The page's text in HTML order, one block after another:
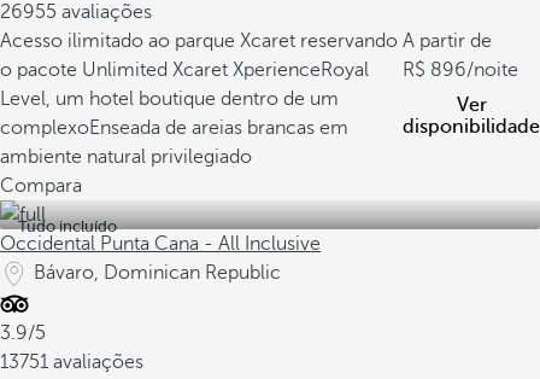
26955 avaliações
Acesso ilimitado ao parque Xcaret reservando
o pacote Unlimited Xcaret XperienceRoyal
Level, um hotel boutique dentro de um
complexoEnseada de areias brancas em
ambiente natural privilegiado
A partir de
896/noite
Ver
disponibilidade
Compara
Tudo incluído
Occidental Punta Cana - All Inclusive
Bávaro, Dominican Republic
3.9/5
13751 avaliações